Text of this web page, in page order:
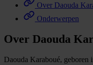
Over Daouda
Onderwerpen
Over Daouda
Daouda Karaboué, geboren